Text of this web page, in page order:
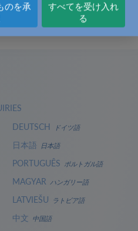
DEUTSCH ドイツ語
日本語 日本語
PORTUGUÊS ポルトガル語
MAGYAR ハンガリー語
LATVIEŠU ラトビア語
中文 中国語
のを承
すべてを受け入れ
る